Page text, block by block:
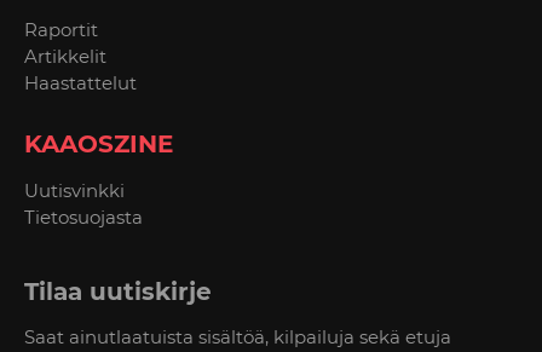
Raportit
Artikkelit
Haastattelut
KAAOSZINE
Uutisvinkki
Tietosuojasta
Tilaa uutiskirje
Saat ainutlaatuista sisältöä, kilpailuja sekä etuja